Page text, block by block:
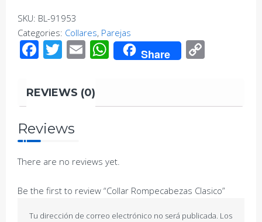
quantity
SKU: BL-91953
Categories: Collares, Parejas
Facebook
Twitter
EmailWhatsApp
Share
REVIEWS (0)
Reviews
There are no reviews yet.
Be the first to review “Collar Rompecabezas Clasico”
Tu dirección de correo electrónico no será publicada. Los